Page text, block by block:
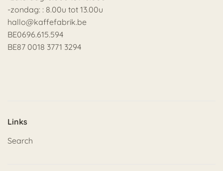
-zondag: : 8.00u tot 13.00u
hallo@kaffefabrik.be
BE0696.615.594
BE87 0018 3771 3294
Links
Search